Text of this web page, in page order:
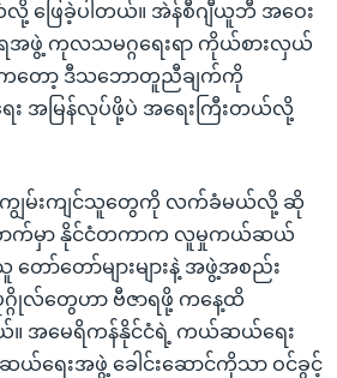
ဖြေခဲ့ပါတယ်။ အဲန်စီဂျီယူဘီ အဝေး
ရအဖွဲ့ ကုလသမဂ္ဂရေးရာ ကိုယ်စားလှယ်
ကတော့ ဒီသဘောတူညီချက်ကို
း အမြန်လုပ်ဖို့ပဲ အရေးကြီးတယ်လို့
ကျွမ်းကျင်သူတွေကို လက်ခံမယ်လို့ ဆို
ာက်မှာ နိုင်ငံတကာက လူမှုကယ်ဆယ်
တော်တော်များများနဲ့ အဖွဲ့အစည်း
ပုဂ္ဂိုလ်တွေဟာ ဗီဇာရဖို့ ကနေ့ထိ
ယ်။ အမေရိကန်နိုင်ငံရဲ့ ကယ်ဆယ်ရေး
ေးအဖွဲ့ ခေါင်းဆောင်ကိုသာ ဝင်ခွင့်